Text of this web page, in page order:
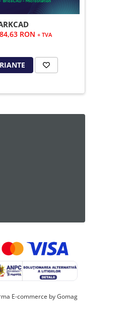
RON + TVA
E-commerce by Gomag